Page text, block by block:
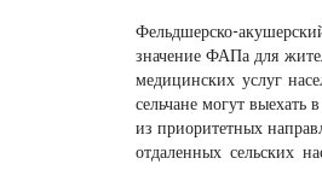
Фельдшерско-
значение ФАПа для
медицинских услуг
сельчане могут
из приоритетных
отдаленных сельских